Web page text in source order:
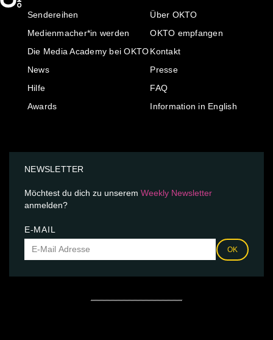
Sendereihen
Medienmacher*in werden
Die Media Academy bei OKTO
News
Hilfe
Awards
Über OKTO
OKTO empfangen
Kontakt
Presse
FAQ
Information in English
NEWSLETTER
Möchtest du dich zu unserem Weekly Newsletter
anmelden?
E-MAIL
OK